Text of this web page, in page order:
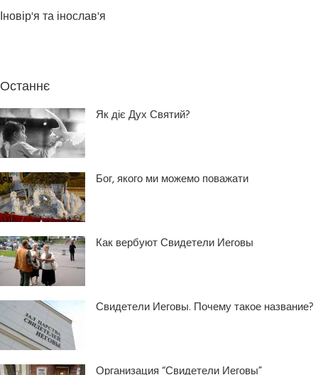
Іновір'я та інослав'я
Останнє
Як діє Дух Святий?
Бог, якого ми можемо поважати
Как вербуют Свидетели Иеговы
Свидетели Иеговы. Почему такое название?
Организация “Свидетели Иеговы”